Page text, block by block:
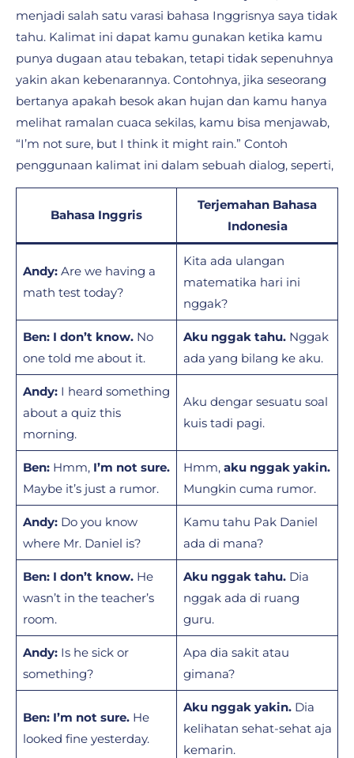
menjadi salah satu varasi bahasa Inggrisnya saya tidak
tahu. Kalimat ini dapat kamu gunakan ketika kamu
punya dugaan atau tebakan, tetapi tidak sepenuhnya
yakin akan kebenarannya. Contohnya, jika seseorang
bertanya apakah besok akan hujan dan kamu hanya
melihat ramalan cuaca sekilas, kamu bisa menjawab,
“I’m not sure, but I think it might rain.” Contoh
penggunaan kalimat ini dalam sebuah dialog, seperti,
Bahasa Inggris
Terjemahan Bahasa
Indonesia
Andy:Are we having a
math test today?
Kita ada ulangan
matematika hari ini
nggak?
Ben: I don’t know.No
one told me about it.
Aku nggak tahu.Nggak
ada yang bilang ke aku.
Andy:I heard something
about a quiz this
morning.
Aku dengar sesuatu soal
kuis tadi pagi.
Ben:Hmm, I’m not sure.
Maybe it’s just a rumor.
Hmm, aku nggak yakin.
Mungkin cuma rumor.
Andy:Do you know
where Mr. Daniel is?
Kamu tahu Pak Daniel
ada di mana?
Ben: I don’t know.He
wasn’t in the teacher’s
room.
Aku nggak tahu.Dia
nggak ada di ruang
guru.
Andy:Is he sick or
something?
Apa dia sakit atau
gimana?
Ben: I’m not sure.He
looked fine yesterday.
Aku nggak yakin.Dia
kelihatan sehat-sehat aja
kemarin.